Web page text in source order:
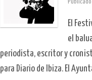
Publicado
El
el
periodista, escritor y
para Diario de Ibiza. El